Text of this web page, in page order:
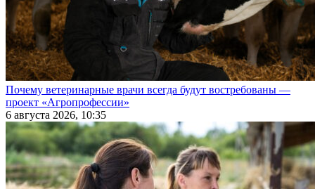
Почему ветеринарные врачи всегда будут востребованы —
проект «Агропрофессии»
6 августа 2026, 10:35